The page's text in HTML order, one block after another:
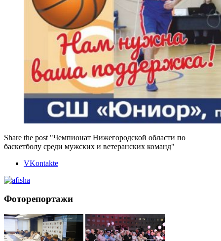
Share the post "Чемпионат Нижегородской области по
баскетболу среди мужских и ветеранских команд"
VKontakte
Фоторепортажи